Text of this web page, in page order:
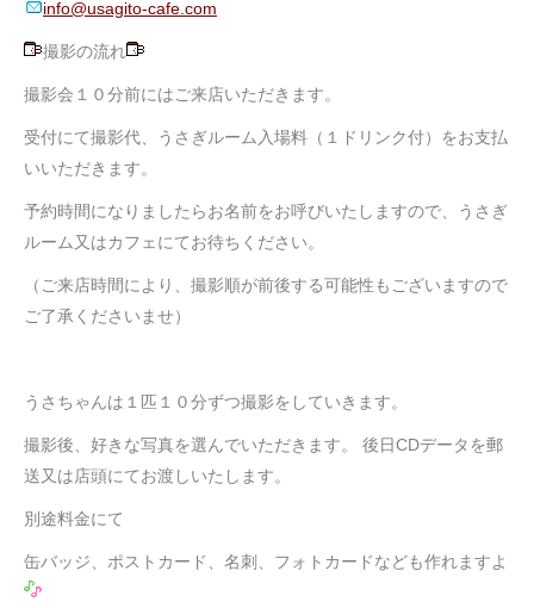
info@usagito-cafe.com
撮影の流れ
撮影会１０分前にはご来店いただきます。
受付にて撮影代、うさぎルーム入場料（１ドリンク付）をお支払
いいただきます。
予約時間になりましたらお名前をお呼びいたしますので、うさぎ
ルーム又はカフェにてお待ちください。
（ご来店時間により、撮影順が前後する可能性もございますので
ご了承くださいませ）
うさちゃんは１匹１０分ずつ撮影をしていきます。
撮影後、好きな写真を選んでいただきます。 後日CDデータを郵
送又は店頭にてお渡しいたします。
別途料金にて
缶バッジ、ポストカード、名刺、フォトカードなども作れますよ